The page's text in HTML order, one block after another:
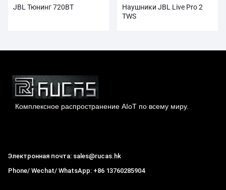
JBL Тюнинг 720BT
Наушники JBL Live Pro 2
TWS
Комплексное распространение AIoT по всему миру.
Электронная почта: sales@rucas.hk
Phone/ Wechat/ WhatsApp: +86 13760285904